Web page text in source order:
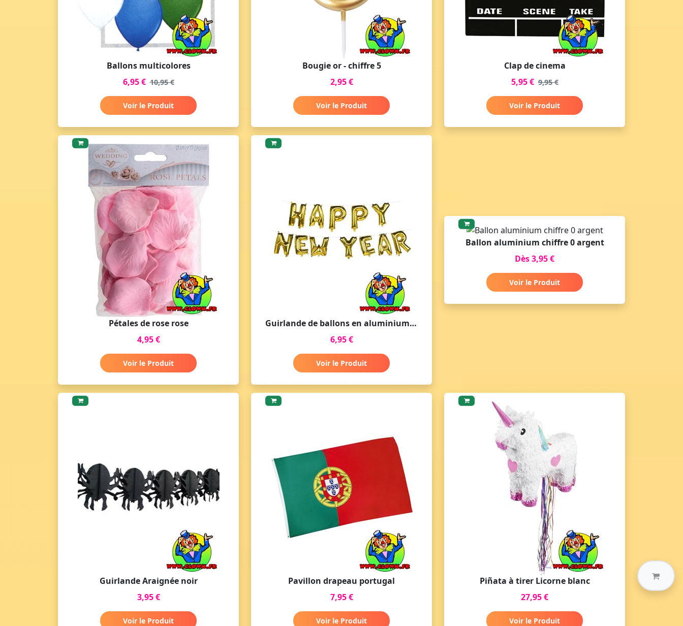
Ballons multicolores
6,95 € 10,95 €
Voir le Produit
Bougie or - chiffre 5
2,95 €
Voir le Produit
Clap de cinema
5,95 € 9,95 €
Voir le Produit
Pétales de rose rose
4,95 €
Voir le Produit
Guirlande de ballons en aluminium 'H A P P Y N E W Y E A R'
6,95 €
Voir le Produit
Ballon aluminium chiffre 0 argent
Dès 3,95 €
Voir le Produit
Guirlande Araignée noir
3,95 €
Voir le Produit
Pavillon drapeau portugal
7,95 €
Voir le Produit
Piñata à tirer Licorne blanc
27,95 €
Voir le Produit